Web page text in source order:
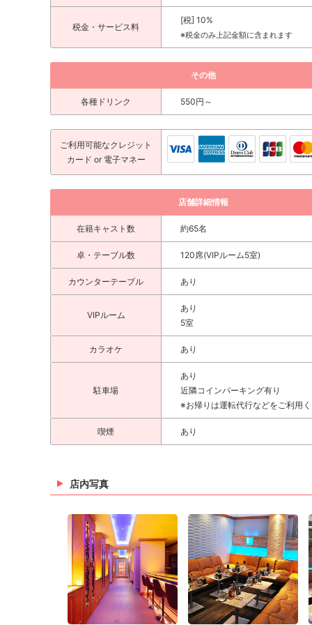
税金・サービス料
[税] 10%
※税金のみ上記金額に含まれます
その他
各種ドリンク 550円～
ご利用可能なクレジット
カード or 電子マネー
店舗詳細情報
在籍キャスト数 約65名
卓・テーブル数 120席(VIPルーム5室)
カウンターテーブル あり
VIPルーム
あり
5室
カラオケ あり
駐車場
あり
近隣コインパーキング有り
※お帰りは運転代行などをご利用
喫煙 あり
店内写真